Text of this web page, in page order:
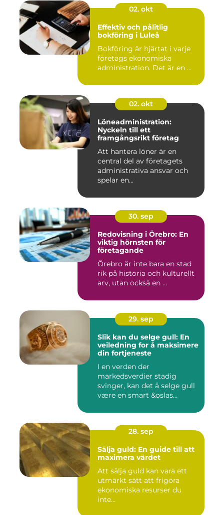
02. okt
Effektiv och pålitlig
bokföring i Luleå
Bokföring är hjärtat i varje
företags ekonomiska
administration. Det är en ...
02. okt
Löneadministration:
Nyckeln till ett
framgångsrikt företag
Att hantera löner är en
central del av företagets
administrativa ansvar och
spelar en...
30. sep
Redovisning i Örebro: En
viktig hörnsten för
företagande
Örebro är inte bara en stad
rik på historia och kulturellt
arv, utan också en ...
29. sep
Slik kan du selge gull: En
veiledning for å maksimere
din fortjeneste
I en verden der
markedsverdier stadig
svinger, kan det å selge gull
være en smart &oslas...
28. sep
Sälja guld: En guide till att
maximera värdet
Att sälja guld kan vara ett
utmärkt sätt att frigöra
ekonomiska resurser du
inte...